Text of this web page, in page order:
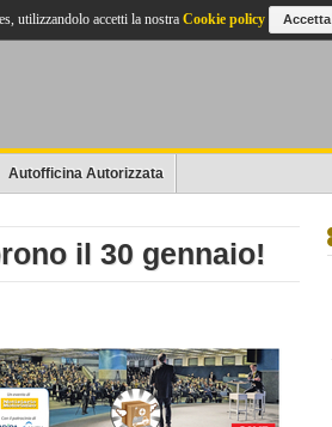
Autofficina Autorizzata
il 30 gennaio!
utilizzandolo accetti la nostra Cookie policy Accetta